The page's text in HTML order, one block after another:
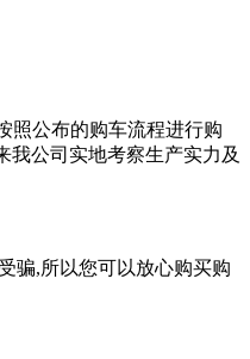
照公布的购车流程进行购
我公司实地考察生产实力及
骗,所以您可以放心购买购